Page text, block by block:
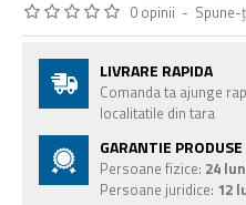
0 opinii -
LIVRARE RAPIDA
Comanda ta ajunge
localitatile din tara
GARANTIE PRODUSE
Persoane fizice: 24
Persoane juridice: 12